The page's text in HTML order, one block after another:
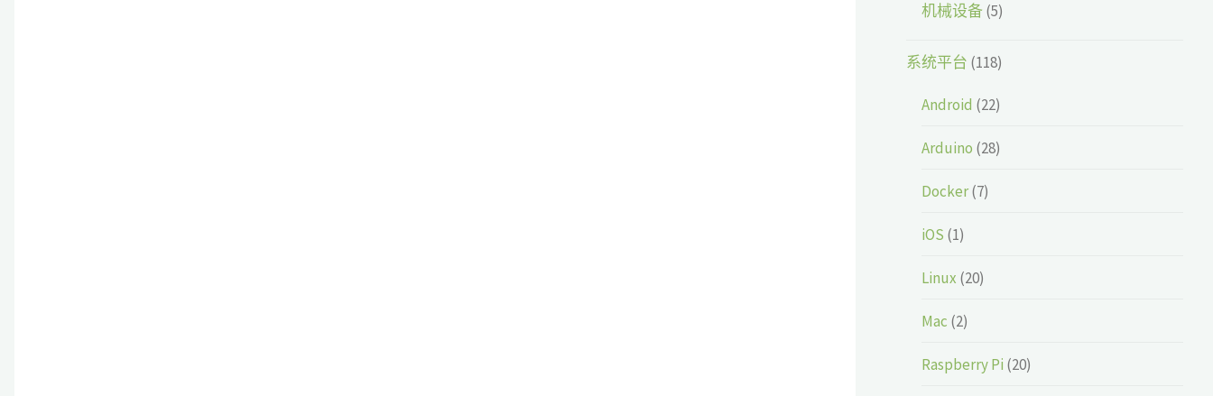
机械设备 (5)
系统平台 (118)
Android (22)
Arduino (28)
Docker(7)
iOS (1)
Linux (20)
Mac (2)
Raspberry Pi (20)